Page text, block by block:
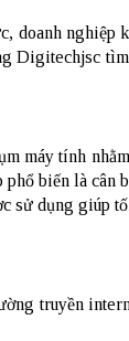
doanh
Digitechjsc
máy tính
biến là cân
dụng giúp
truyền